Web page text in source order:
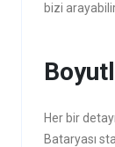
bizi
Her bir
Bataryası